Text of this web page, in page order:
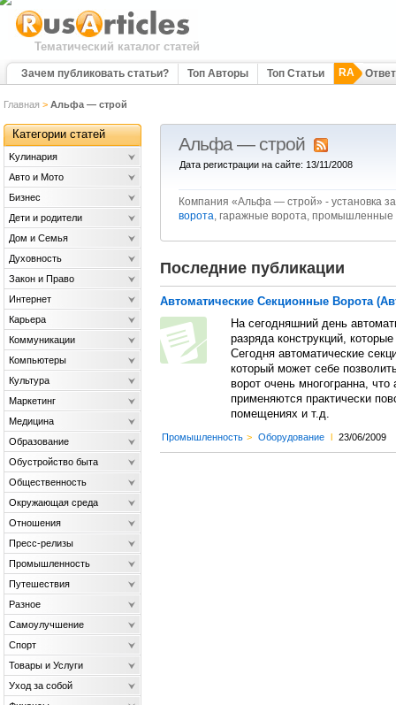
Тематический каталог статей
Зачем публиковать статьи? Топ Авторы Топ Статьи RA
Главная > Альфа — строй
Альфа — строй
Дата регистрации на сайте: 13/11/2008
Компания «Альфа — строй» - установка
ворота, гаражные ворота, промышленные
Последние публикации
Автоматические Секционные Ворота
На сегодняшний день
разряда конструкций,
Сегодня автоматические
который может себе
ворот очень многогранна,
применяются практически
помещениях и т.д.
Промышленность > Оборудование l 23/06/2009
Категории статей
Kулинария
Авто и Мото
Бизнес
Дети и родители
Дом и Семья
Духовность
Закон и Право
Интернет
Карьера
Коммуникации
Компьютеры
Культура
Маркетинг
Медицина
Образование
Обустройство быта
Общественность
Окружающая среда
Отношения
Пресс-релизы
Промышленность
Путешествия
Разное
Самоулучшение
Спорт
Товары и Услуги
Уход за собой